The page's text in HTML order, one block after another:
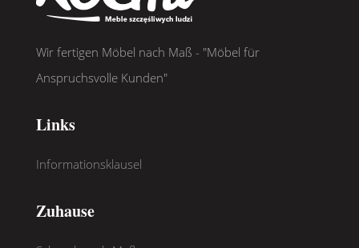
Wir fertigen Möbel nach Maß - "Möbel für
Anspruchsvolle Kunden"
Links
Informationsklausel
Zuhause